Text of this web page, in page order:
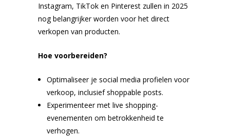
Instagram, TikTok en Pinterest zullen in 2025
nog belangrijker worden voor het direct
verkopen van producten.
Hoe voorbereiden?
Optimaliseer je social media profielen voor
verkoop, inclusief shoppable posts.
Experimenteer met live shopping-
evenementen om betrokkenheid te
verhogen.